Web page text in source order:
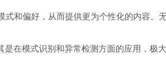
和偏好，从而提供更为个性化的内容。
在模式识别和异常检测方面的应用，极